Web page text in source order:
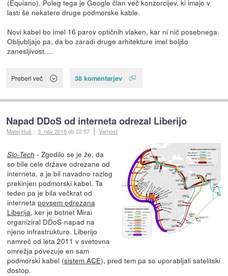
(Equiano). Poleg tega je Google član več konzorcijev, ki imajo v
lasti še nekatere druge podmorske kable.
Novi kabel bo imel 16 parov optičnih vlaken, kar ni nič posebnega.
Obljubljajo pa, da bo zaradi druge arhitekture imel boljšo
zanesljivost....
Preberi več 38 komentarjev
Napad DDoS od interneta odrezal Liberijo
Matej Huš ::3. nov 2016ob 22:57 Varnost
Slo-Tech - Zgodilo se je že, da
so bile cele države odrezane od
interneta, a je bil navadno razlog
prekinjen podmorski kabel. Ta
teden pa je bila večkrat od
interneta povsem odrezana
Liberija, ker je botnet Mirai
organiziral DDoS-napad na
njeno infrastrukturo. Liberijo
namreč od leta 2011 v svetovna
omrežja povezuje en sam
podmorski kabel (sistem ACE), pred tem pa so uporabljali satelitski
dostop.